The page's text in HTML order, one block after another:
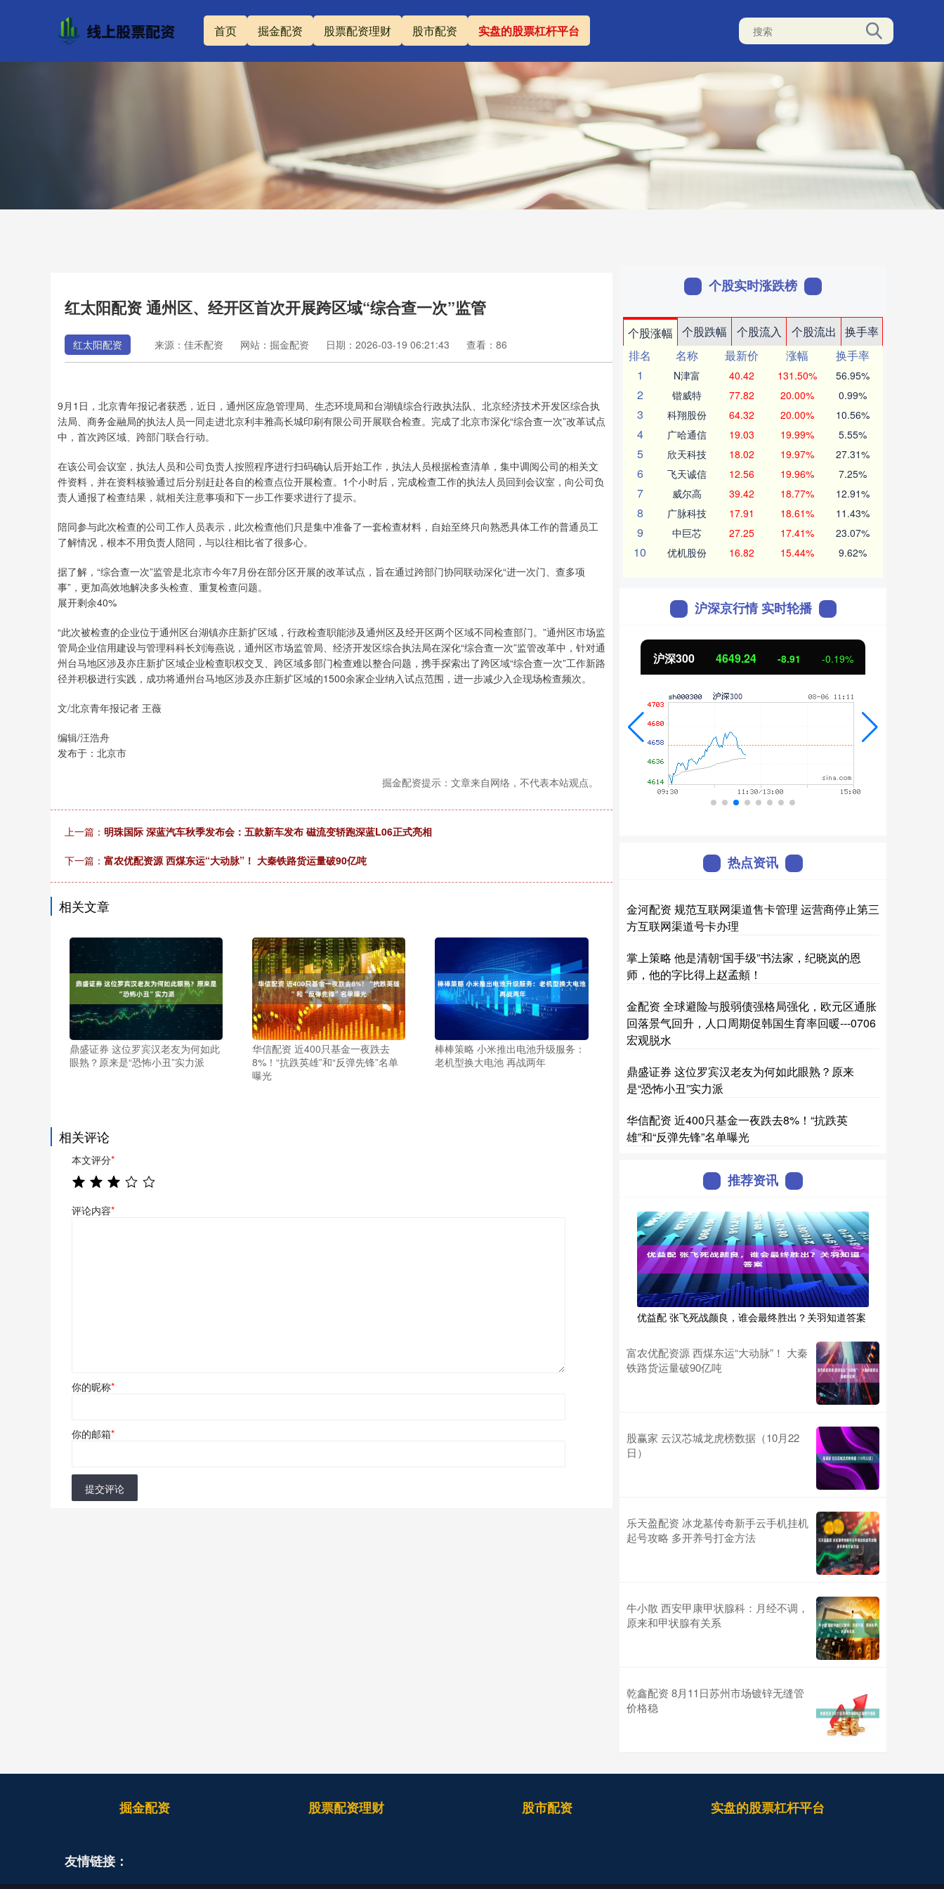
首页 掘金配资 股票配资理财 股市配资 实盘的股票杠杆平台
红太阳配资 通州区、经开区首次开展跨区域“综合查一次”监管
红太阳配资 来源：佳禾配资 网站：掘金配资 日期：2026-03-19 06:21:43 查看：86
9月1日，北京青年报记者获悉，近日，通州区应急管理局、生态环境局和台湖镇综合行政执法队、北京经济技术开发区综合执
法局、商务金融局的执法人员一同走进北京利丰雅高长城印刷有限公司开展联合检查。完成了北京市深化“综合查一次”改革试点
中，首次跨区域、跨部门联合行动。
在该公司会议室，执法人员和公司负责人按照程序进行扫码确认后开始工作，执法人员根据检查清单，集中调阅公司的相关文
件资料，并在资料核验通过后分别赶赴各自的检查点位开展检查。1个小时后，完成检查工作的执法人员回到会议室，向公司负
责人通报了检查结果，就相关注意事项和下一步工作要求进行了提示。
陪同参与此次检查的公司工作人员表示，此次检查他们只是集中准备了一套检查材料，自始至终只向熟悉具体工作的普通员工
了解情况，根本不用负责人陪同，与以往相比省了很多心。
据了解，“综合查一次”监管是北京市今年7月份在部分区开展的改革试点，旨在通过跨部门协同联动深化“进一次门、查多项
事”，更加高效地解决多头检查、重复检查问题。
展开剩余40%
“此次被检查的企业位于通州区台湖镇亦庄新扩区域，行政检查职能涉及通州区及经开区两个区域不同检查部门。”通州区市场监
管局企业信用建设与管理科科长刘海燕说，通州区市场监管局、经济开发区综合执法局在深化“综合查一次”监管改革中，针对通
州台马地区涉及亦庄新扩区域企业检查职权交叉、跨区域多部门检查难以整合问题，携手探索出了跨区域“综合查一次”工作新路
径并积极进行实践，成功将通州台马地区涉及亦庄新扩区域的1500余家企业纳入试点范围，进一步减少入企现场检查频次。
文/北京青年报记者 王薇
编辑/汪浩舟
发布于：北京市
掘金配资提示：文章来自网络，不代表本站观点。
上一篇： 明珠国际 深蓝汽车秋季发布会：五款新车发布 磁流变轿跑深蓝L06正式亮相
下一篇： 富农优配资源 西煤东运“大动脉”！ 大秦铁路货运量破90亿吨
相关文章
鼎盛证券 这位罗宾汉老友为何如此
眼熟？原来是“恐怖小丑”实力派
华信配资 近400只基金一夜跌去
8%！“抗跌英雄”和“反弹先锋”名单
曝光
棒棒策略 小米推出电池升级服务：
老机型换大电池 再战两年
相关评论
本文评分*
评论内容*
你的昵称*
你的邮箱*
提交评论
个股实时涨跌榜
个股涨幅 个股跌幅 个股流入 个股流出
换手率
排名
名称 最新价 涨幅
换手率
1
N津富 40.42 131.50% 56.95%
2 锴威特 77.82 20.00% 0.99%
3 科翔股份 64.32 20.00% 10.56%
4 广哈通信 19.03 19.99% 5.55%
5 欣天科技 18.02 19.97% 27.31%
6 飞天诚信 12.56 19.96% 7.25%
7 威尔高 39.42 18.77% 12.91%
8 广脉科技 17.91 18.61% 11.43%
9 中巨芯 27.25 17.41% 23.07%
10 优机股份 16.82 15.44% 9.62%
沪深京行情 实时轮播
上证指数 3884.62 6.19 0.16% 深证成指 14131.67 -12.54 -0.09% 沪深300 4649.24 -8.91 -0.19%
热点资讯
金河配资 规范互联网渠道售卡管理 运营商停止第三
方互联网渠道号卡办理
掌上策略 他是清朝“国手级”书法家，纪晓岚的恩
师，他的字比得上赵孟頫！
金配资 全球避险与股弱债强格局强化，欧元区通胀
回落景气回升，人口周期促韩国生育率回暖---0706
宏观脱水
鼎盛证券 这位罗宾汉老友为何如此眼熟？原来
是“恐怖小丑”实力派
华信配资 近400只基金一夜跌去8%！“抗跌英
雄”和“反弹先锋”名单曝光
推荐资讯
优益配 张飞死战颜良，谁会最终胜出？关羽知道答案
富农优配资源 西煤东运“大动脉”！ 大秦
铁路货运量破90亿吨
股赢家 云汉芯城龙虎榜数据（10月22
日）
乐天盈配资 冰龙墓传奇新手云手机挂机
起号攻略 多开养号打金方法
牛小散 西安甲康甲状腺科：月经不调，
原来和甲状腺有关系
乾鑫配资 8月11日苏州市场镀锌无缝管
价格稳
掘金配资 股票配资理财 股市配资 实盘的股票杠杆平台
友情链接：